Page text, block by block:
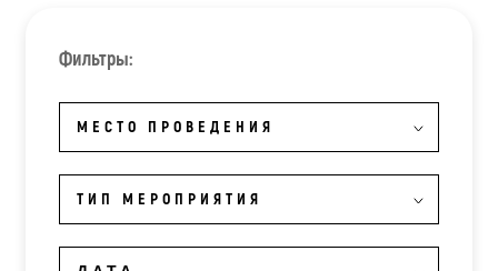
Фильтры:
МЕСТО ПРОВЕДЕНИЯ
ТИП МЕРОПРИЯТИЯ